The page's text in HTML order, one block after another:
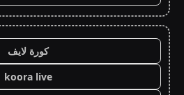
كورة لايف
koora live